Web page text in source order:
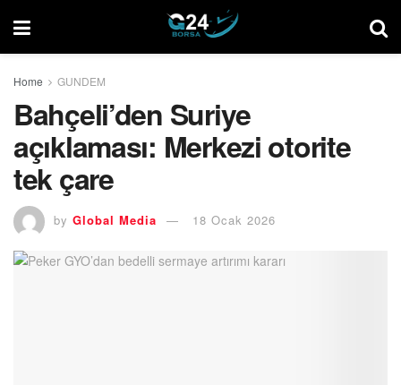
Home GUNDEM
Bahçeli’den Suriye
açıklaması: Merkezi otorite
tek çare
by Global Media 18 Ocak 2026